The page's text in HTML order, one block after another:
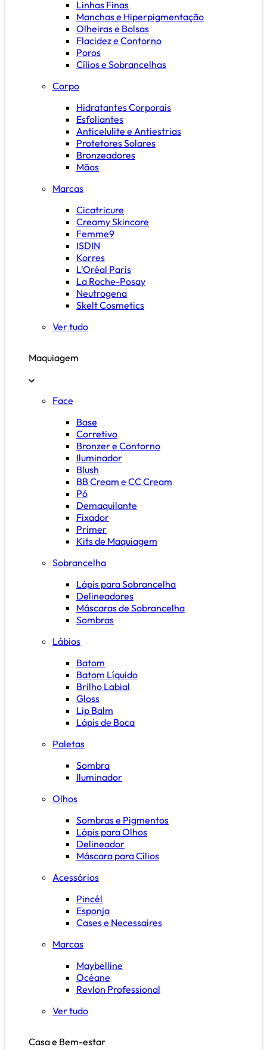
Linhas Finas
Manchas e Hiperpigmentação
Olheiras e Bolsas
Flacidez e Contorno
Poros
Cílios e Sobrancelhas
Corpo
Hidratantes Corporais
Esfoliantes
Anticelulite e Antiestrias
Protetores Solares
Bronzeadores
Mãos
Marcas
Cicatricure
Creamy Skincare
Femme9
ISDIN
Korres
L'Oréal Paris
La Roche-Posay
Neutrogena
Skelt Cosmetics
Ver tudo
Maquiagem
Face
Base
Corretivo
Bronzer e Contorno
Iluminador
Blush
BB Cream e CC Cream
Pó
Demaquilante
Fixador
Primer
Kits de Maquiagem
Sobrancelha
Lápis para Sobrancelha
Delineadores
Máscaras de Sobrancelha
Sombras
Lábios
Batom
Batom Líquido
Brilho Labial
Gloss
Lip Balm
Lápis de Boca
Paletas
Sombra
Iluminador
Olhos
Sombras e Pigmentos
Lápis para Olhos
Delineador
Máscara para Cílios
Acessórios
Pincél
Esponja
Cases e Necessaires
Marcas
Maybelline
Océane
Revlon Professional
Ver tudo
Casa e Bem-estar